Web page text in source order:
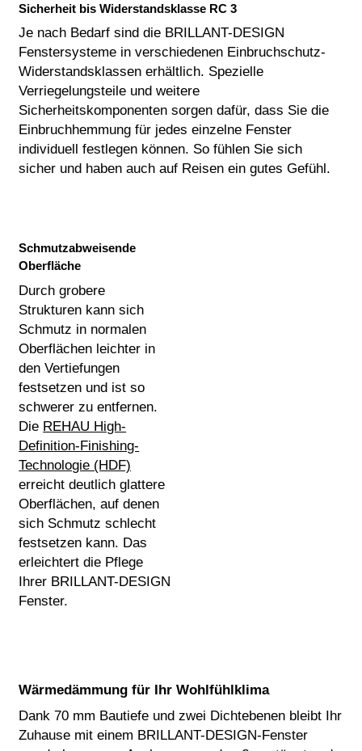
Sicherheit bis Widerstandsklasse RC 3
Je nach Bedarf sind die BRILLANT-DESIGN
Fenstersysteme in verschiedenen Einbruchschutz-
Widerstandsklassen erhältlich. Spezielle
Verriegelungsteile und weitere
Sicherheitskomponenten sorgen dafür, dass Sie die
Einbruchhemmung für jedes einzelne Fenster
individuell festlegen können. So fühlen Sie sich
sicher und haben auch auf Reisen ein gutes Gefühl.
Schmutzabweisende
Oberfläche
Durch grobere
Strukturen kann sich
Schmutz in normalen
Oberflächen leichter in
den Vertiefungen
festsetzen und ist so
schwerer zu entfernen.
Die REHAU High-
Definition-Finishing-
Technologie (HDF)
erreicht deutlich glattere
Oberflächen, auf denen
sich Schmutz schlecht
festsetzen kann. Das
erleichtert die Pflege
Ihrer BRILLANT-DESIGN
Fenster.
Wärmedämmung für Ihr Wohlfühlklima
Dank 70 mm Bautiefe und zwei Dichtebenen bleibt Ihr
Zuhause mit einem BRILLANT-DESIGN-Fenster